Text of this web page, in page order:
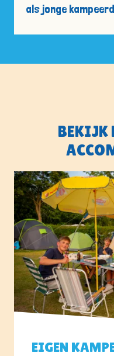
als jonge
BEKIJK
EIGEN